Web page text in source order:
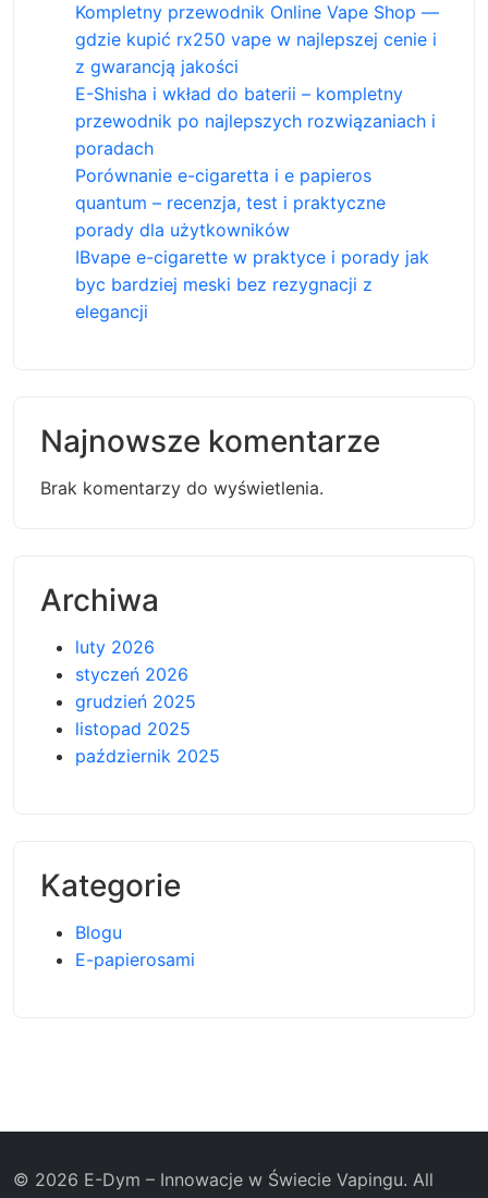
Kompletny przewodnik Online Vape Shop —
gdzie kupić rx250 vape w najlepszej cenie i
z gwarancją jakości
E-Shisha i wkład do baterii – kompletny
przewodnik po najlepszych rozwiązaniach i
poradach
Porównanie e-cigaretta i e papieros
quantum – recenzja, test i praktyczne
porady dla użytkowników
IBvape e-cigarette w praktyce i porady jak
byc bardziej meski bez rezygnacji z
elegancji
Najnowsze komentarze
Brak komentarzy do wyświetlenia.
Archiwa
luty 2026
styczeń 2026
grudzień 2025
listopad 2025
październik 2025
Kategorie
Blogu
E-papierosami
© 2026 E-Dym – Innowacje w Świecie Vapingu. All